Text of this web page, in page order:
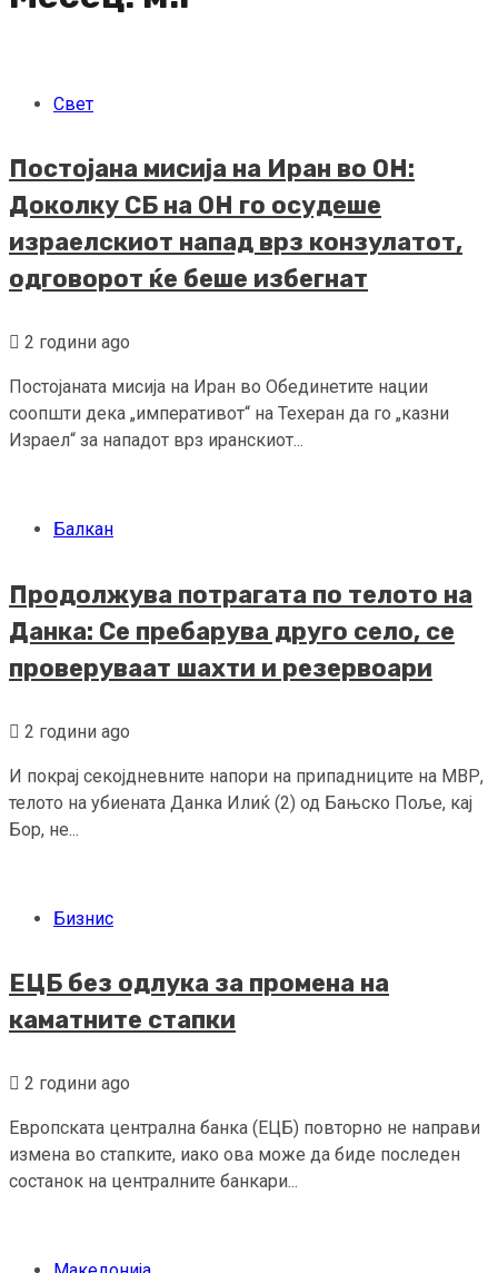
Свет
Постојана мисија на Иран во ОН:
Доколку СБ на ОН го осудеше
израелскиот напад врз конзулатот,
одговорот ќе беше избегнат
2 години ago
Постојаната мисија на Иран во Обединетите нации
соопшти дека „императивот“ на Техеран да го „казни
Израел“ за нападот врз иранскиот...
Балкан
Продолжува потрагата по телото на
Данка: Се пребарува друго село, се
проверуваат шахти и резервоари
2 години ago
И покрај секојдневните напори на припадниците на МВР,
телото на убиената Данка Илиќ (2) од Бањско Поље, кај
Бор, не...
Бизнис
ЕЦБ без одлука за промена на
каматните стапки
2 години ago
Европската централна банка (ЕЦБ) повторно не направи
измена во стапките, иако ова може да биде последен
состанок на централните банкари...